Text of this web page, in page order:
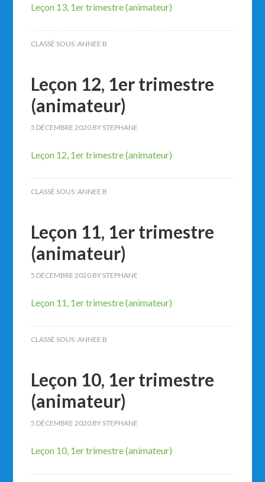
Leçon 13, 1er trimestre (animateur)
CLASSÉ SOUS :ANNEE B
Leçon 12, 1er trimestre
(animateur)
5 DÉCEMBRE 2020 BY STEPHANE
Leçon 12, 1er trimestre (animateur)
CLASSÉ SOUS :ANNEE B
Leçon 11, 1er trimestre
(animateur)
5 DÉCEMBRE 2020 BY STEPHANE
Leçon 11, 1er trimestre (animateur)
CLASSÉ SOUS :ANNEE B
Leçon 10, 1er trimestre
(animateur)
5 DÉCEMBRE 2020 BY STEPHANE
Leçon 10, 1er trimestre (animateur)